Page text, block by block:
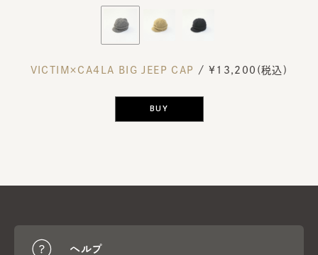
VICTIM×CA4LA BIG JEEP CAP / ¥13,200(税込)
BUY
ヘルプ